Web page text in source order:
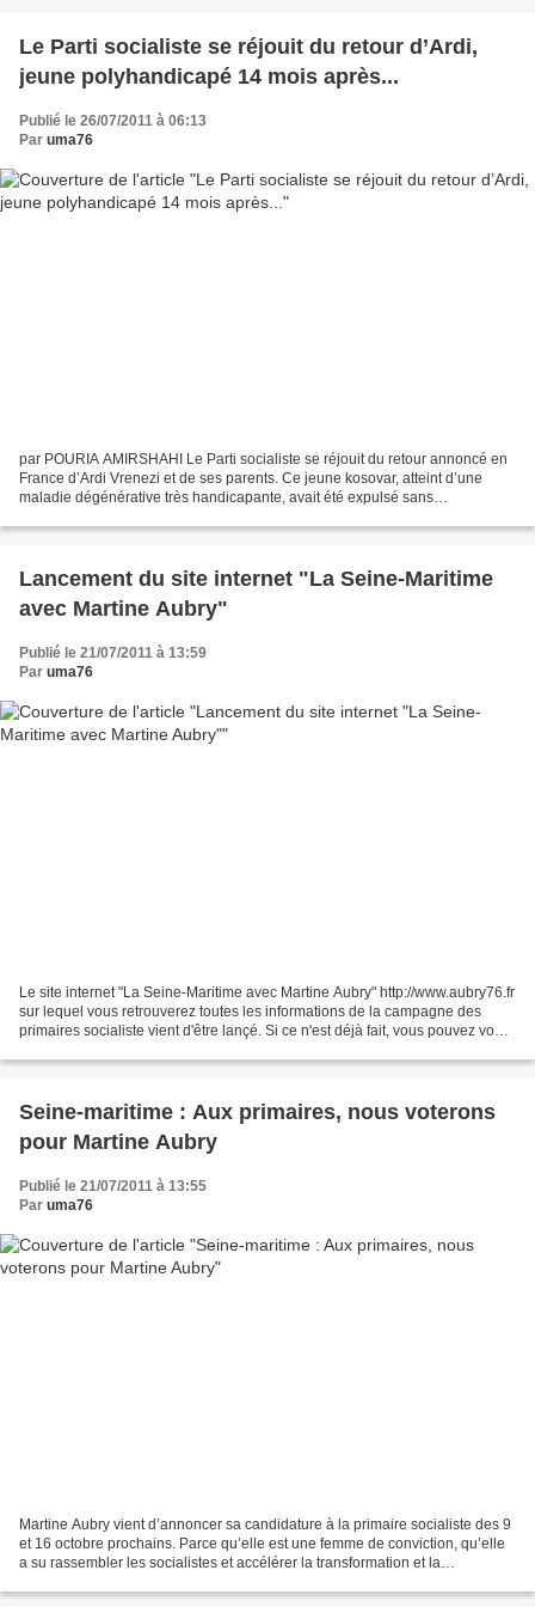
Le Parti socialiste se réjouit du retour d’Ardi,
jeune polyhandicapé 14 mois après...
Publié le 26/07/2011 à 06:13
Par uma76
par POURIA AMIRSHAHI Le Parti socialiste se réjouit du retour annoncé en
France d’Ardi Vrenezi et de ses parents. Ce jeune kosovar, atteint d’une
maladie dégénérative très handicapante, avait été expulsé sans
Lancement du site internet "La Seine-Maritime
avec Martine Aubry"
Publié le 21/07/2011 à 13:59
Par uma76
Le site internet "La Seine-Maritime avec Martine Aubry" http://www.aubry76.fr
sur lequel vous retrouverez toutes les informations de la campagne des
primaires socialiste vient d'être lançé. Si ce n'est déjà fait, vous pouvez vous
Seine-maritime : Aux primaires, nous voterons
pour Martine Aubry
Publié le 21/07/2011 à 13:55
Par uma76
Martine Aubry vient d’annoncer sa candidature à la primaire socialiste des 9
et 16 octobre prochains. Parce qu’elle est une femme de conviction, qu’elle
a su rassembler les socialistes et accélérer la transformation et la